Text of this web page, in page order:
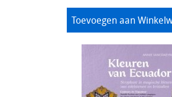
Toevoegen aan